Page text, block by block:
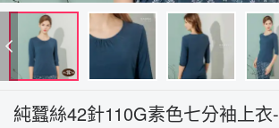
純蠶絲42針110G素色七分袖上衣-